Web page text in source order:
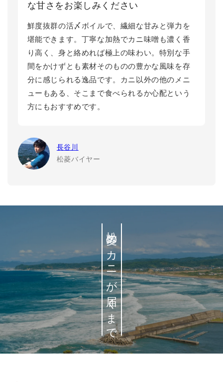
な甘さをお楽しみください
鮮度抜群の活〆ボイルで、繊細な甘みと弾力を
堪能できます。丁寧な加熱でカニ味噌も濃く香
り高く、身と絡めれば極上の味わい。特別な手
間をかけずとも素材そのものの豊かな風味を存
分に感じられる逸品です。カニ以外の他のメニ
ューもある、そこまで食べられるか心配という
方にもおすすめです。
長谷川
松菱バイヤー
松菱のカニが届くまで